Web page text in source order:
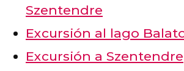
Szentendre
Excursión al lago
Excursión a Szentendre